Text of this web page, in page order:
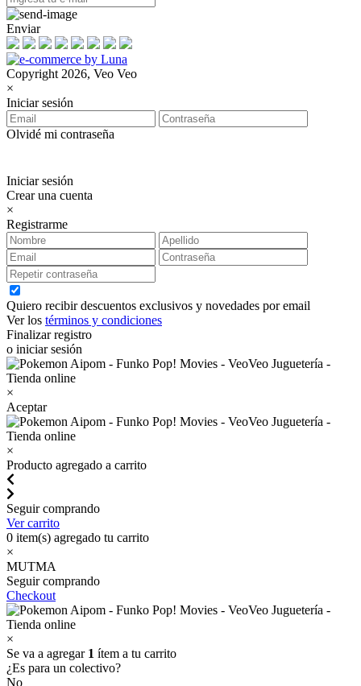
Enviar
Copyright 2026, Veo Veo
×
Iniciar sesión
Olvidé mi contraseña
Iniciar sesión
Crear una cuenta
×
Registrarme
Quiero recibir descuentos exclusivos y novedades por email
Ver los términos y condiciones
Finalizar registro
o iniciar sesión
×
Aceptar
×
Producto agregado a carrito
Seguir comprando
Ver carrito
0 item(s) agregado tu carrito
×
MUTMA
Seguir comprando
Checkout
×
Se va a agregar 1 ítem a tu carrito
¿Es para un colectivo?
No